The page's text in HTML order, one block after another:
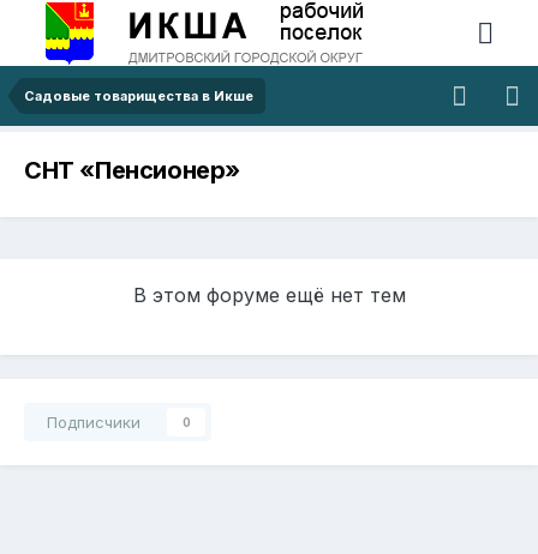
Садовые товарищества в Икше
СНТ «Пенсионер»
В этом форуме ещё нет тем
Подписчики 0